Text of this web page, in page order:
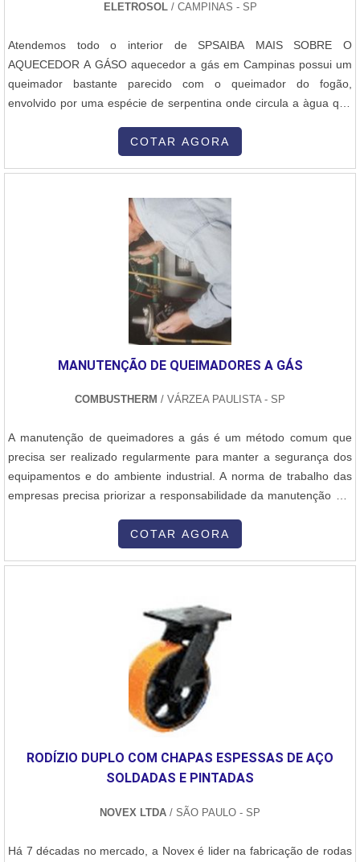
QUALIDADENa Plurimáquinas é possível garantir o que há de
ferramentas elétricas. E pensando no cliente, além de toda
qualidade e tecnologia, ainda oferece as melhores condições de
pagamento do mercado..
ELETROSOL/ CAMPINAS - SP
Atendemos todo o interior de SPSAIBA MAIS SOBRE O
AQUECEDOR A GÁSO aquecedor a gás em Campinas possui um
queimador bastante parecido com o queimador do fogão,
envolvido por uma espécie de serpentina onde circula a àgua que
automaticamente por um pressostato que possui um sensor na
COTAR AGORA
MANUTENÇÃO DE QUEIMADORES A GÁS
COMBUSTHERM / VÁRZEA PAULISTA - SP
A manutenção de queimadores a gás é um método comum que
precisa ser realizado regularmente para manter a segurança dos
equipamentos e do ambiente industrial. A norma de trabalho das
empresas precisa priorizar a responsabilidade da manutenção e a
demanda e a necessidade dos clientes, visando garantir um
COTAR AGORA
RODÍZIO DUPLO COM CHAPAS ESPESSAS DE AÇO
SOLDADAS E PINTADAS
NOVEX LTDA / SÃO PAULO - SP
Há 7 décadas no mercado, a Novex é lider na fabricação de rodas